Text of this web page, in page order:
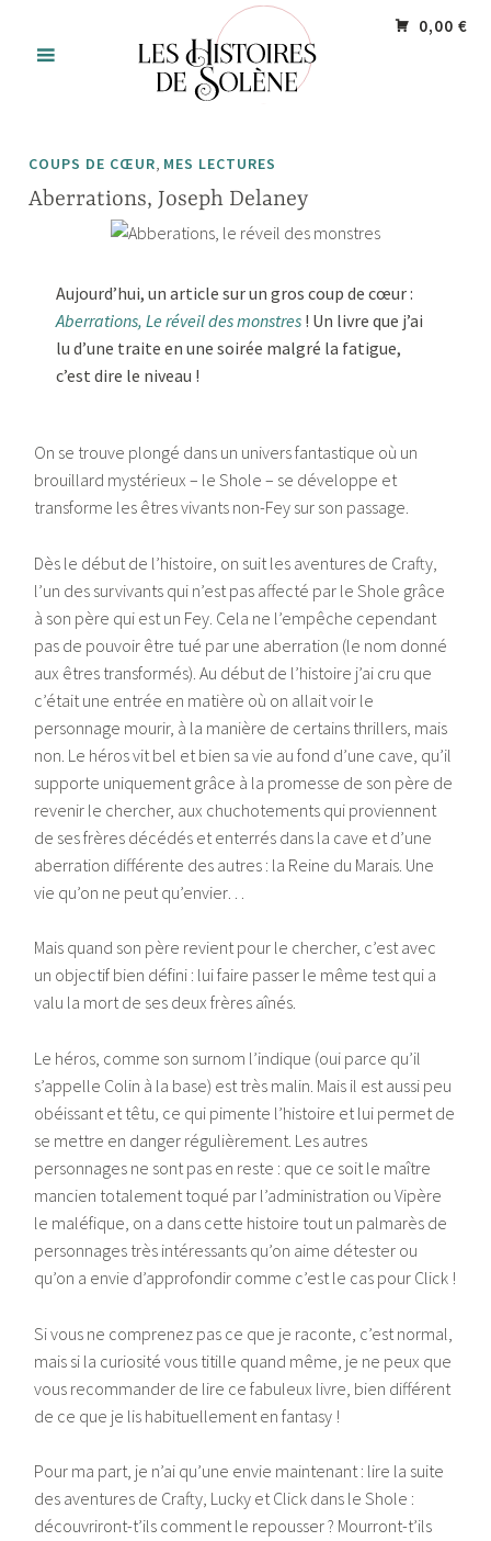
contenu
0,00 €
COUPS DE CŒUR, MES LECTURES
Aberrations, Joseph Delaney
Aujourd’hui, un article sur un gros coup de cœur :
Aberrations, Le réveil des monstres ! Un livre que j’ai
lu d’une traite en une soirée malgré la fatigue,
c’est dire le niveau !
On se trouve plongé dans un univers fantastique où un
brouillard mystérieux – le Shole – se développe et
transforme les êtres vivants non-Fey sur son passage.
Dès le début de l’histoire, on suit les aventures de Crafty,
l’un des survivants qui n’est pas affecté par le Shole grâce
à son père qui est un Fey. Cela ne l’empêche cependant
pas de pouvoir être tué par une aberration (le nom donné
aux êtres transformés). Au début de l’histoire j’ai cru que
c’était une entrée en matière où on allait voir le
personnage mourir, à la manière de certains thrillers, mais
non. Le héros vit bel et bien sa vie au fond d’une cave, qu’il
supporte uniquement grâce à la promesse de son père de
revenir le chercher, aux chuchotements qui proviennent
de ses frères décédés et enterrés dans la cave et d’une
aberration différente des autres : la Reine du Marais. Une
vie qu’on ne peut qu’envier…
Mais quand son père revient pour le chercher, c’est avec
un objectif bien défini : lui faire passer le même test qui a
valu la mort de ses deux frères aînés.
Le héros, comme son surnom l’indique (oui parce qu’il
s’appelle Colin à la base) est très malin. Mais il est aussi peu
obéissant et têtu, ce qui pimente l’histoire et lui permet de
se mettre en danger régulièrement. Les autres
personnages ne sont pas en reste : que ce soit le maître
mancien totalement toqué par l’administration ou Vipère
le maléfique, on a dans cette histoire tout un palmarès de
personnages très intéressants qu’on aime détester ou
qu’on a envie d’approfondir comme c’est le cas pour Click !
Si vous ne comprenez pas ce que je raconte, c’est normal,
mais si la curiosité vous titille quand même, je ne peux que
vous recommander de lire ce fabuleux livre, bien différent
de ce que je lis habituellement en fantasy !
Pour ma part, je n’ai qu’une envie maintenant : lire la suite
des aventures de Crafty, Lucky et Click dans le Shole :
découvriront-t’ils comment le repousser ? Mourront-t’ils